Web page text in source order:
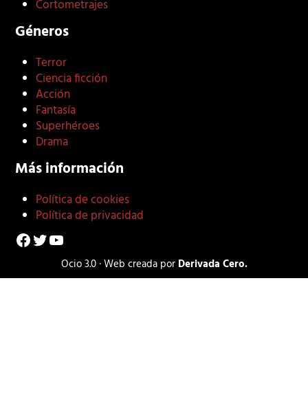
Cortometrajes
Géneros
Terror
Ciencia ficción
Acción
Fantasía
Superhéroes
Drama
Más información
Política de cookies
Política de privacidad
Facebook
Twitter
YouTube
Ocio 3.0 · Web creada por Derivada Cero.